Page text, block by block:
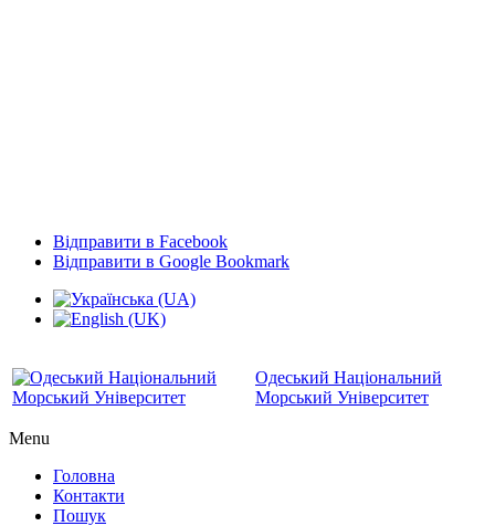
Відправити в Facebook
Відправити в Google Bookmark
Одеський Національний
Морський Університет
Menu
Головна
Контакти
Пошук